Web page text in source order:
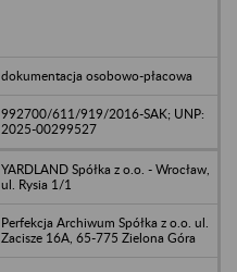
dokumentacja osobowo-płacowa
992700/611/919/2016-SAK; UNP:
2025-00299527
YARDLAND Spółka z o.o. - Wrocław,
ul. Rysia 1/1
Perfekcja Archiwum Spółka z o.o. ul.
Zacisze 16A, 65-775 Zielona Góra